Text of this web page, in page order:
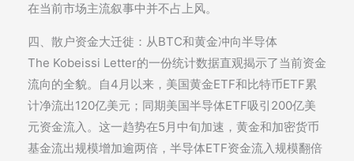
在当前市场主流叙事中并不占上风。
四、散户资金大迁徙：从BTC和黄金冲向半导体
The Kobeissi Letter的一份统计数据直观揭示了当前资金
流向的全貌。自4月以来，美国黄金ETF和比特币ETF累
计净流出120亿美元；同期美国半导体ETF吸引200亿美
元资金流入。这一趋势在5月中旬加速，黄金和加密货币
基金流出规模增加逾两倍，半导体ETF资金流入规模翻倍